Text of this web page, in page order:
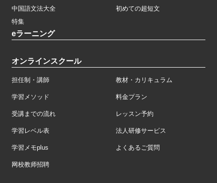
中国語文法大全
初めての超短文
特集
eラーニング
オンラインスクール
担任制・講師 教材・カリキュラム
学習メソッド 料金プラン
受講までの流れ レッスン予約
学習レベル表 法人研修サービス
学習メモplus よくあるご質問
网校教师招聘